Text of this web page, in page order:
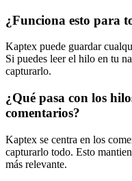
¿Funciona esto para
Kaptex puede guardar
Si puedes leer el hilo en tu
capturarlo.
¿Qué pasa con los
comentarios?
Kaptex se centra en los
capturarlo todo. Esto
más relevante.